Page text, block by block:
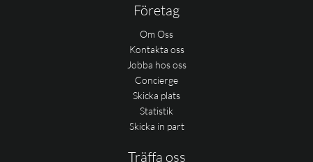
Företag
Om Oss
Kontakta oss
Jobba hos oss
Concierge
Skicka plats
Statistik
Skicka in part
Träffa oss